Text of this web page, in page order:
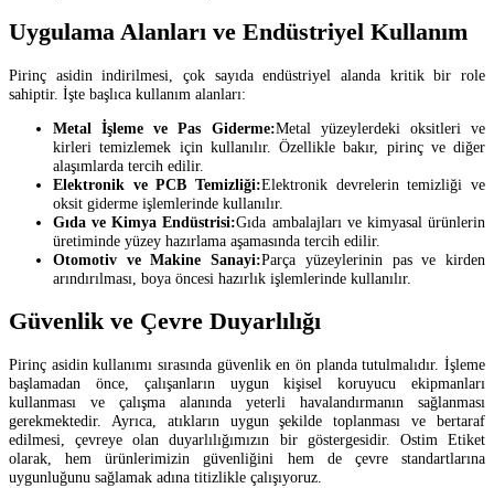
Uygulama Alanları ve Endüstriyel Kullanım
Pirinç asidin indirilmesi, çok sayıda endüstriyel alanda kritik bir role
sahiptir. İşte başlıca kullanım alanları:
Metal İşleme ve Pas Giderme:Metal yüzeylerdeki oksitleri ve
kirleri temizlemek için kullanılır. Özellikle bakır, pirinç ve diğer
alaşımlarda tercih edilir.
Elektronik ve PCB Temizliği:Elektronik devrelerin temizliği ve
oksit giderme işlemlerinde kullanılır.
Gıda ve Kimya Endüstrisi:Gıda ambalajları ve kimyasal ürünlerin
üretiminde yüzey hazırlama aşamasında tercih edilir.
Otomotiv ve Makine Sanayi:Parça yüzeylerinin pas ve kirden
arındırılması, boya öncesi hazırlık işlemlerinde kullanılır.
Güvenlik ve Çevre Duyarlılığı
Pirinç asidin kullanımı sırasında güvenlik en ön planda tutulmalıdır. İşleme
başlamadan önce, çalışanların uygun kişisel koruyucu ekipmanları
kullanması ve çalışma alanında yeterli havalandırmanın sağlanması
gerekmektedir. Ayrıca, atıkların uygun şekilde toplanması ve bertaraf
edilmesi, çevreye olan duyarlılığımızın bir göstergesidir. Ostim Etiket
olarak, hem ürünlerimizin güvenliğini hem de çevre standartlarına
uygunluğunu sağlamak adına titizlikle çalışıyoruz.